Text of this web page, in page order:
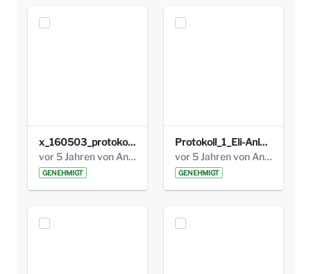
x_160503_protokoll_infoabend.pdf
vor 5 Jahren von Anni Schlumberger
GENEHMIGT
Protokoll_1_Eli-Anlage_final.pdf
vor 5 Jahren von Anni Schlumberger
GENEHMIGT